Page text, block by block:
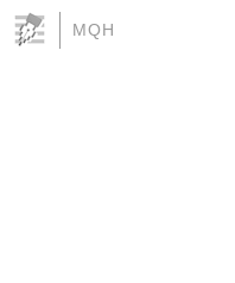
MQH